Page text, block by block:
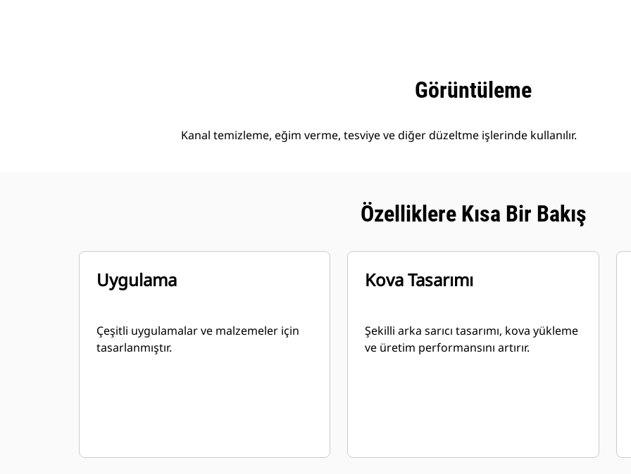
Görüntüleme
Kanal temizleme, eğim verme, tesviye ve diğer düzeltme işlerinde kullanılır.
Özelliklere Kısa Bir Bakış
Uygulama
Çeşitli uygulamalar ve malzemeler için
tasarlanmıştır.
Kova Tasarımı
Şekilli arka sarıcı tasarımı, kova yükleme
ve üretim performansını artırır.